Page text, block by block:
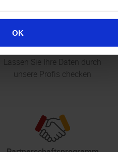
OK
Profi. Datencheck
Lassen Sie Ihre Daten durch
unsere Profis checken